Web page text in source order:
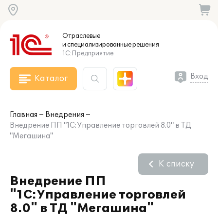
Отраслевые
и специализированныерешения
1С:Предприятие
Каталог Вход
Главная
Внедрения
Внедрение ПП "1С:Управление торговлей 8.0" в ТД
"Мегашина"
Внедрение ПП
"1С:Управление торговлей
8.0" в ТД "Мегашина"
К списку